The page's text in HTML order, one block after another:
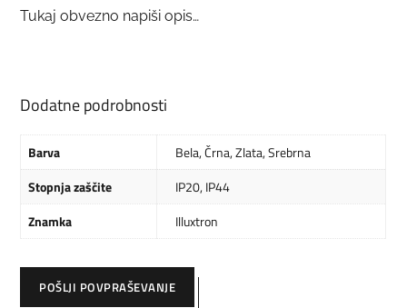
Tukaj obvezno napiši opis…
Dodatne podrobnosti
Barva Bela,Črna,Zlata,Srebrna
Stopnja zaščite
IP20,IP44
Znamka
Illuxtron
POŠLJI POVPRAŠEVANJE